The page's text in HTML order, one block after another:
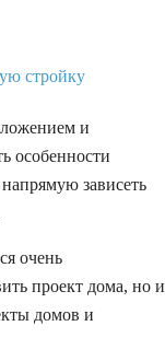
и
особенности
зависеть
очень
проект дома, но и
домов и